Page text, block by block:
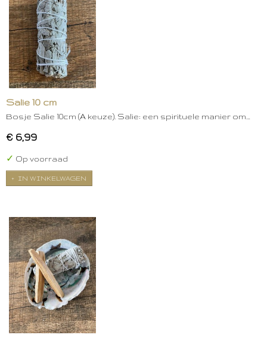
Salie 10 cm
Bosje Salie 10cm (A keuze). Salie: een spirituele manier om…
€ 6,99
✓ Op voorraad
IN WINKELWAGEN